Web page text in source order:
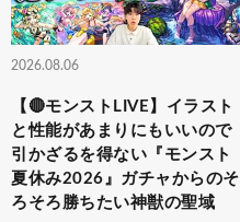
2026.08.06
【🔴モンストLIVE】イラスト
と性能があまりにもいいので
引かざるを得ない『モンスト
夏休み2026』ガチャからのそ
ろそろ勝ちたい神獣の聖域